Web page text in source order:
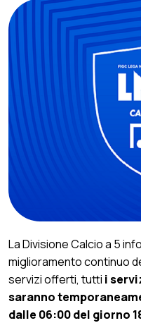
La Divisione Calcio a 5
miglioramento continuo
servizi offerti, tutti i
saranno
dalle 06:00 del giorno